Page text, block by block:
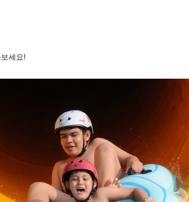
세요!